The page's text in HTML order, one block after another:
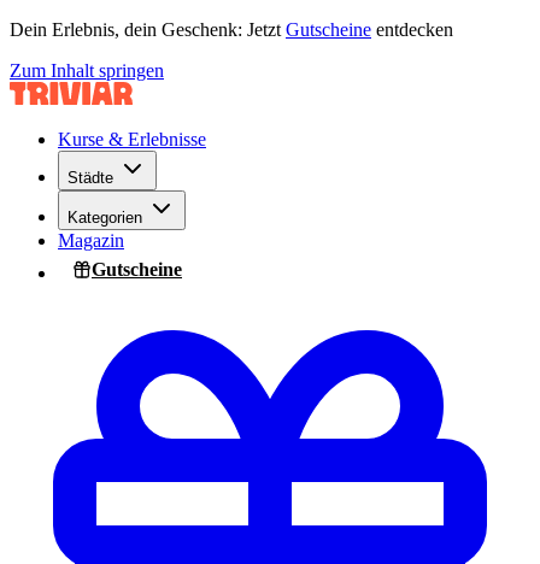
Dein Erlebnis, dein Geschenk: Jetzt Gutscheine entdecken
Zum Inhalt springen
Kurse & Erlebnisse
Städte
Kategorien
Magazin
Gutscheine